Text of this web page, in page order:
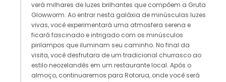
verá milhares de luzes brilhantes que compõem a Gruta
Glowworm. Ao entrar nesta galáxia de minúsculas luzes
vivas, você experimentará uma atmosfera serena e
ficará fascinado e intrigado com os minúsculos
pirilampos que iluminam seu caminho. No final da
visita, você desfrutara de um tradicional churrasco ao
estilo neozelandês em um restaurante local. Após o
almoço, continuaremos para Rotorua, onde você será